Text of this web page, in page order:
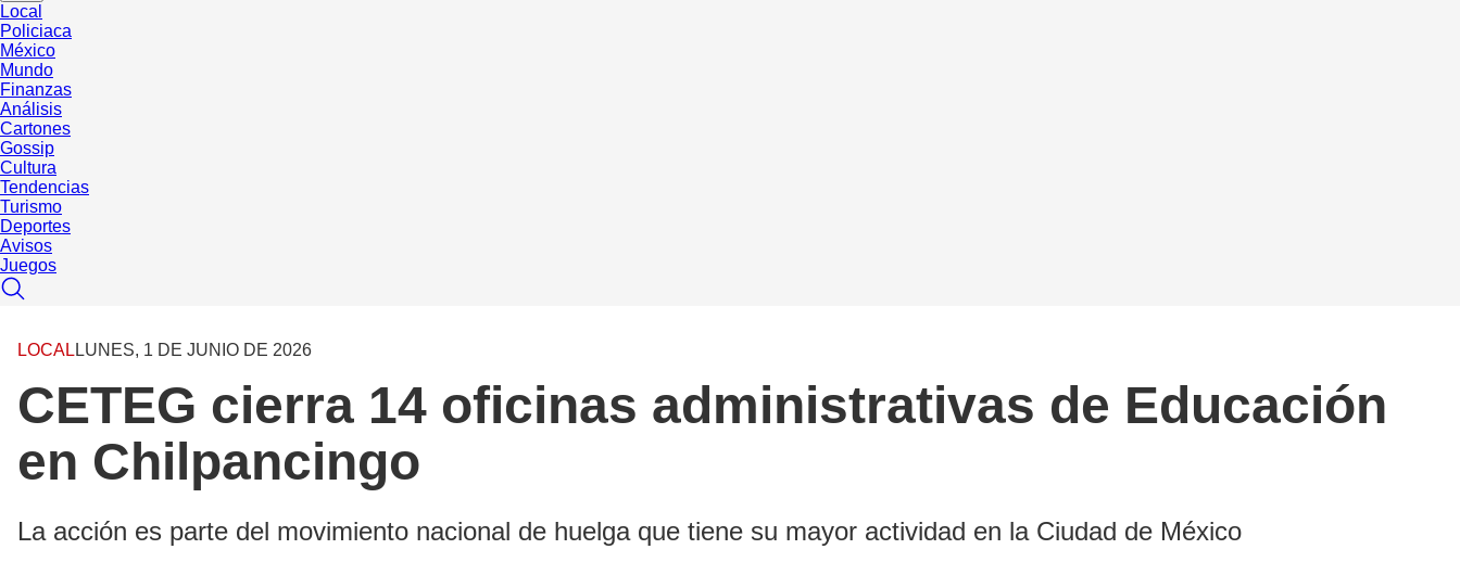
Local
Policiaca
México
Mundo
Finanzas
Análisis
Cartones
Gossip
Cultura
Tendencias
Turismo
Deportes
Avisos
Juegos
LOCAL LUNES, 1 DE JUNIO DE 2026
CETEG cierra 14 oficinas administrativas de Educación
en Chilpancingo
La acción es parte del movimiento nacional de huelga que tiene su mayor actividad en la Ciudad de México